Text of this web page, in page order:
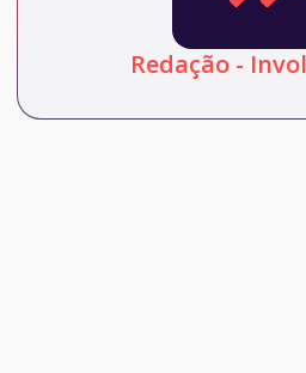
Redação -